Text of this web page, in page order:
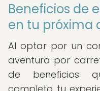
Beneficios de
en tu próxima
Al optar por un
aventura por
de beneficios